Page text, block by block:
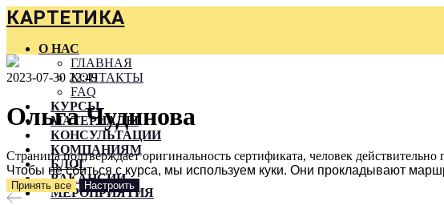
КАРТЕТИКА
О НАС
ГЛАВНАЯ
КОНТАКТЫ
FAQ
КУРСЫ
МАТЕРИАЛЫ
КОНСУЛЬТАЦИИ
КОМПАНИЯМ
БЛОГ
ВАКАНСИИ
МЕРОПРИЯТИЯ
2023-07-30 22:49
Ольга Чудинова
Страница подтверждает оригинальность сертификата, человек
Чтобы не сбиться с курса, мы используем куки. Они прокладывают
Принять все Настроить